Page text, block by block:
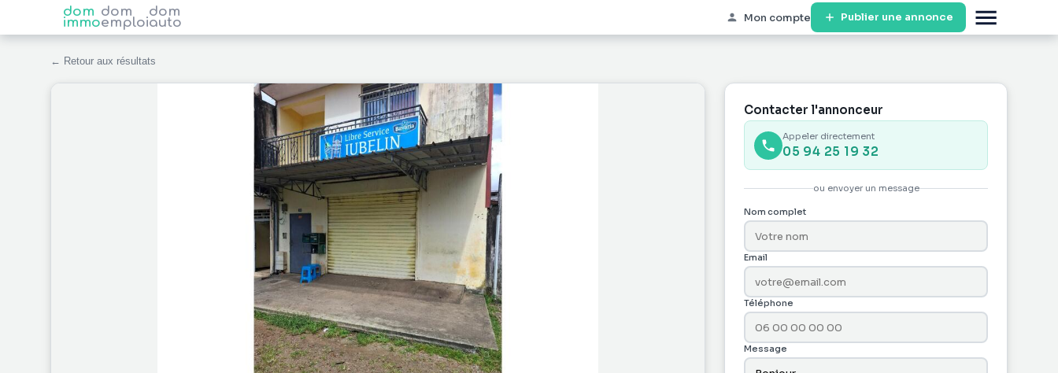
dom
immo
dom
emploi
dom
auto Mon compte Publier une annonce
← Retour aux résultats
Contacter l'annonceur
Appeler directement
05 94 25 19 32
ou envoyer un message
Nom complet
Email
Téléphone
Message